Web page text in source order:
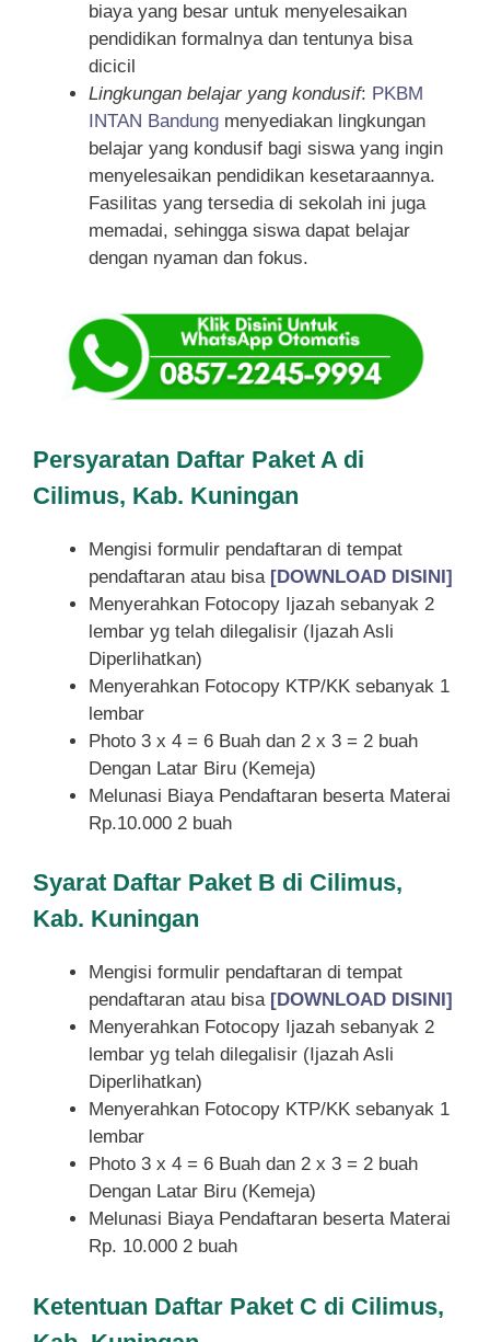
biaya yang besar untuk menyelesaikan
pendidikan formalnya dan tentunya bisa
dicicil
Lingkungan belajar yang kondusif: PKBM
INTAN Bandung menyediakan lingkungan
belajar yang kondusif bagi siswa yang ingin
menyelesaikan pendidikan kesetaraannya.
Fasilitas yang tersedia di sekolah ini juga
memadai, sehingga siswa dapat belajar
dengan nyaman dan fokus.
Persyaratan Daftar Paket A di
Cilimus, Kab. Kuningan
Mengisi formulir pendaftaran di tempat
pendaftaran atau bisa [DOWNLOAD DISINI]
Menyerahkan Fotocopy Ijazah sebanyak 2
lembar yg telah dilegalisir (Ijazah Asli
Diperlihatkan)
Menyerahkan Fotocopy KTP/KK sebanyak 1
lembar
Photo 3 x 4 = 6 Buah dan 2 x 3 = 2 buah
Dengan Latar Biru (Kemeja)
Melunasi Biaya Pendaftaran beserta Materai
Rp.10.000 2 buah
Syarat Daftar Paket B di Cilimus,
Kab. Kuningan
Mengisi formulir pendaftaran di tempat
pendaftaran atau bisa [DOWNLOAD DISINI]
Menyerahkan Fotocopy Ijazah sebanyak 2
lembar yg telah dilegalisir (Ijazah Asli
Diperlihatkan)
Menyerahkan Fotocopy KTP/KK sebanyak 1
lembar
Photo 3 x 4 = 6 Buah dan 2 x 3 = 2 buah
Dengan Latar Biru (Kemeja)
Melunasi Biaya Pendaftaran beserta Materai
Rp. 10.000 2 buah
Ketentuan Daftar Paket C di Cilimus,